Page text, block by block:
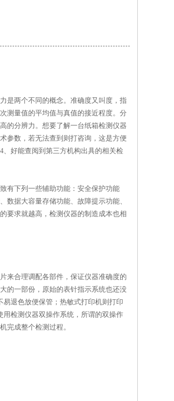
是两个不同的概念。准确度又叫度，指
测量值的平均值与真值的接近程度。分
的分辨力。想要了解一台纸箱检测仪器
参数，若无法查到则打咨询，这是方便
好能查阅到第三方机构出具的相关检
有下列一些辅助功能：安全保护功能
数据大容量存储功能、故障提示功能、
要求就越高，检测仪器的制造成本也相
合理调配各部件，保证仪器准确度的
的一部份，原始的表针指示系统也还没
退色放便保管；热敏式打印机则打印
检测仪器双操作系统，所谓的双操作
完成整个检测过程。